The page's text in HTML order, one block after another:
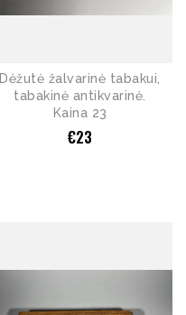
Dėžutė žalvarinė tabakui,
tabakinė antikvarinė.
Kaina 23
€23